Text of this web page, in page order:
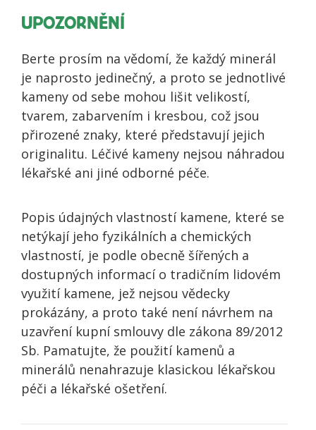
UPOZORNĚNÍ
Berte prosím na vědomí, že každý minerál
je naprosto jedinečný, a proto se jednotlivé
kameny od sebe mohou lišit velikostí,
tvarem, zabarvením i kresbou, což jsou
přirozené znaky, které představují jejich
originalitu. Léčivé kameny nejsou náhradou
lékařské ani jiné odborné péče.
Popis údajných vlastností kamene, které se
netýkají jeho fyzikálních a chemických
vlastností, je podle obecně šířených a
dostupných informací o tradičním lidovém
využití kamene, jež nejsou vědecky
prokázány, a proto také není návrhem na
uzavření kupní smlouvy dle zákona 89/2012
Sb. Pamatujte, že použití kamenů a
minerálů nenahrazuje klasickou lékařskou
péči a lékařské ošetření.